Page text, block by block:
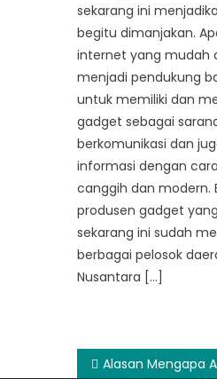
sekarang ini
begitu dimanjakan.
internet yang mudah
menjadi pendukung
untuk memiliki dan
gadget sebagai
berkomunikasi dan
informasi dengan
canggih dan modern.
produsen gadget
sekarang ini sudah
berbagai pelosok
Nusantara […]
Post
Alasan Mengapa Anda Harus Menggunakan Jasa Social